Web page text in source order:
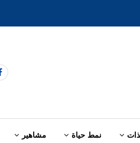
نمط حياة مشاهير